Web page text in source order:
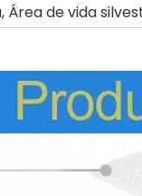
Área de vida